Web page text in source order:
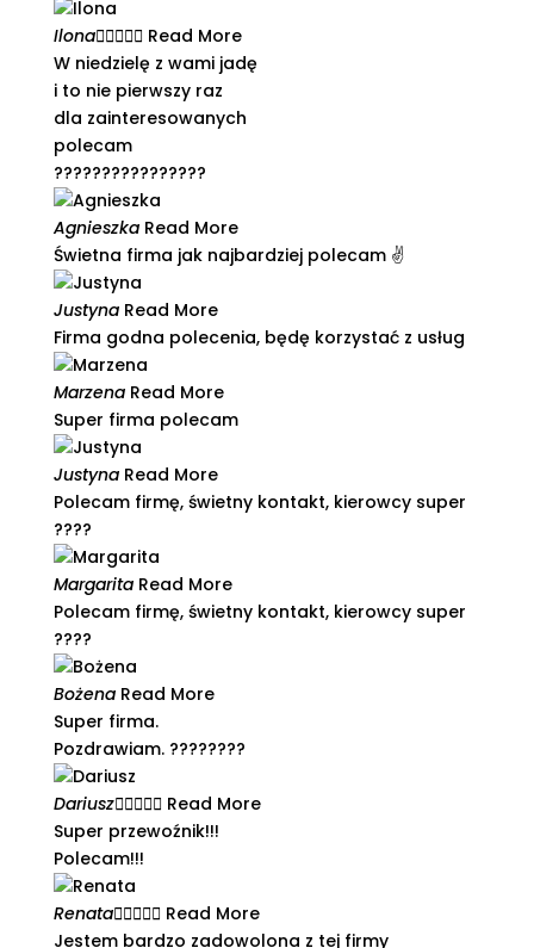
Ilona Read More
W niedzielę z wami jadę
i to nie pierwszy raz
dla zainteresowanych
polecam
????????????????
AgnieszkaRead More
Świetna firma jak najbardziej polecam ✌️​
JustynaRead More
Firma godna polecenia, będę korzystać z usług​
MarzenaRead More
Super firma polecam
JustynaRead More
Polecam firmę, świetny kontakt, kierowcy super
????​
MargaritaRead More
Polecam firmę, świetny kontakt, kierowcy super
????​
BożenaRead More
Super firma.
Pozdrawiam. ????????
Dariusz Read More
Super przewoźnik!!!
Polecam!!!
Renata Read More
Jestem bardzo zadowolona z tej firmy​